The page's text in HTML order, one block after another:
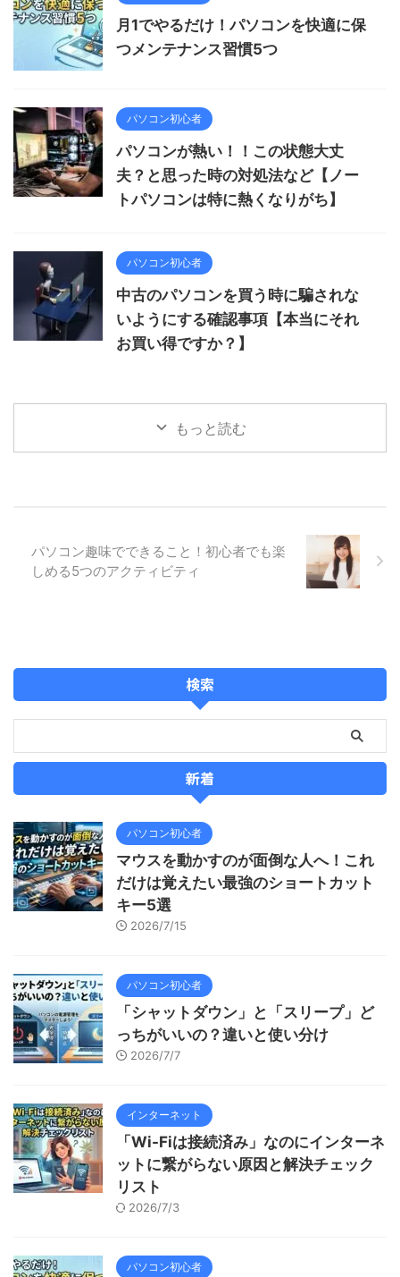
月1でやるだけ！パソコンを快適に保
つメンテナンス習慣5つ
パソコン初心者
パソコンが熱い！！この状態大丈
夫？と思った時の対処法など【ノー
トパソコンは特に熱くなりがち】
パソコン初心者
中古のパソコンを買う時に騙されな
いようにする確認事項【本当にそれ
お買い得ですか？】
もっと読む
パソコン趣味でできること！初心者でも楽
しめる5つのアクティビティ
検索
新着
パソコン初心者
マウスを動かすのが面倒な人へ！これ
だけは覚えたい最強のショートカット
キー5選
2026/7/15
パソコン初心者
「シャットダウン」と「スリープ」ど
っちがいいの？違いと使い分け
2026/7/7
インターネット
「Wi-Fiは接続済み」なのにインターネ
ットに繋がらない原因と解決チェック
リスト
2026/7/3
パソコン初心者